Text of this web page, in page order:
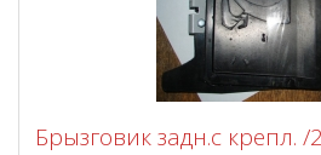
Брызговик задн.с крепл.